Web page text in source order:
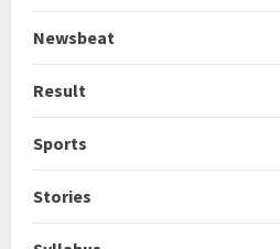
Newsbeat
Result
Sports
Stories